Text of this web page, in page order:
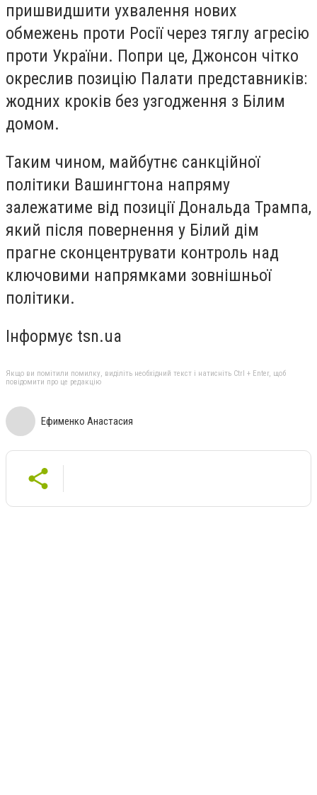
пришвидшити ухвалення нових
обмежень проти Росії через тяглу агресію
проти України. Попри це, Джонсон чітко
окреслив позицію Палати представників:
жодних кроків без узгодження з Білим
домом.
Таким чином, майбутнє санкційної
політики Вашингтона напряму
залежатиме від позиції Дональда Трампа,
який після повернення у Білий дім
прагне сконцентрувати контроль над
ключовими напрямками зовнішньої
політики.
Інформує tsn.ua
Якщо ви помітили помилку, виділіть необхідний текст і натисніть Ctrl + Enter, щоб
повідомити про це редакцію
Ефименко Анастасия